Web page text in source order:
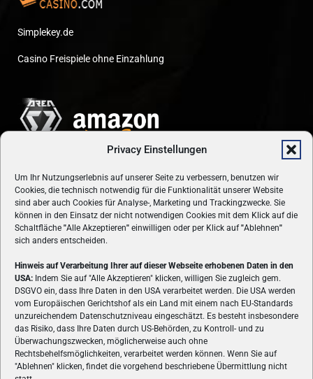
Privacy Einstellungen
Um Ihr Nutzungserlebnis auf unserer Seite zu verbessern, benutzen wir
Cookies, die technisch notwendig für die Funktionalität unserer Website
sind aber auch Cookies für Analyse-, Marketing und Trackingzwecke. Sie
können in den Einsatz der nicht notwendigen Cookies mit dem Klick auf die
Schaltfläche "Alle Akzeptieren" einwilligen oder per Klick auf"Ablehnen"
sich anders entscheiden.
Hinweis auf Verarbeitung Ihrer auf dieser Webseite erhobenen Daten in den
USA: Indem Sie auf "Alle Akzeptieren" klicken, willigen Sie zugleich gem.
DSGVO ein, dass Ihre Daten in den USA verarbeitet werden. Die USA werden
vom Europäischen Gerichtshof als ein Land mit einem nach EU-Standards
unzureichendem Datenschutzniveau eingeschätzt. Es besteht insbesondere
das Risiko, dass Ihre Daten durch US-Behörden, zu Kontroll- und zu
Überwachungszwecken, möglicherweise auch ohne
Rechtsbehelfsmöglichkeiten, verarbeitet werden können. Wenn Sie auf
"Ablehnen" klicken, findet die vorgehend beschriebene Übermittlung nicht
Simplekey.de
Casino Freispiele ohne Einzahlung
ÜBER UNS
VON GAMERN, FÜR GAMER! Gamers.at ist das älteste Online-
Spielemagazin Österreichs und bringt täglich aktuelle News,
Reviews und Videos zu PC- und Konsolenspielen, Gaming-
Hardware und aus der Welt des e-Sport's.